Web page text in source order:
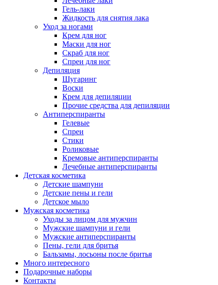
Гель-лаки
Жидкость для снятия лака
Уход за ногами
Крем для ног
Маски для ног
Скраб для ног
Спреи для ног
Депиляция
Шугаринг
Воски
Крем для депиляции
Прочие средства для депиляции
Антиперспиранты
Гелевые
Спреи
Стики
Роликовые
Кремовые антиперспиранты
Лечебные антиперспиранты
Детская косметика
Детские шампуни
Детские пены и гели
Детское мыло
Мужская косметика
Уходы за лицом для мужчин
Мужские шампуни и гели
Мужские антиперспиранты
Пены, гели для бритья
Бальзамы, лосьоны после бритья
Много интересного
Подарочные наборы
Контакты